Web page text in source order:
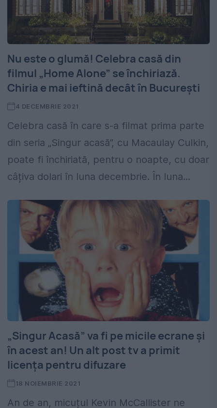
Nu este o glumă! Celebra casă din
filmul „Home Alone” se închiriază.
Chiria e mai ieftină decât în București
4 DECEMBRIE 2021
Celebra casă în care s-a filmat prima parte
din seria „Singur acasă”, cu Macaulay Culkin,
poate fi închiriată, pentru o noapte, cu doar
câțiva dolari în luna decembrie. În luna...
„Singur Acasă” va fi pe micile ecrane și
în acest an! Un alt post tv a primit
licența pentru difuzare
18 NOIEMBRIE 2021
An de an, micuțul Kevin McCallister ne